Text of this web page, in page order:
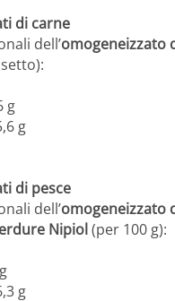
di carne
dell’omogeneizzato
g
g
di pesce
dell’omogeneizzato
Nipiol (per 100 g):
g